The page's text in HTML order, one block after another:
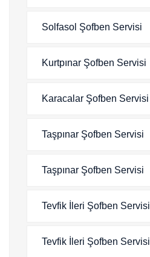
Solfasol Şofben Servisi
Kurtpınar Şofben Servisi
Karacalar Şofben Servisi
Taşpınar Şofben Servisi
Taşpınar Şofben Servisi
Tevfik İleri Şofben Servisi
Tevfik İleri Şofben Servisi